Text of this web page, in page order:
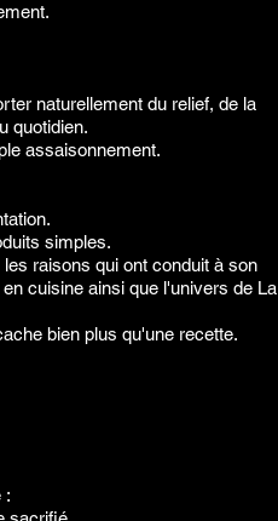
naturellement du relief, de la
quotidien.
assaisonnement.
simples.
raisons qui ont conduit à son
cuisine ainsi que l'univers de La
bien plus qu'une recette.
: